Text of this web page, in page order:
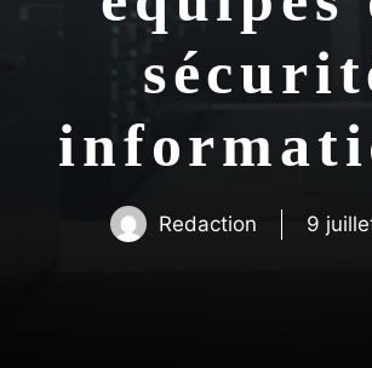
Redaction 9